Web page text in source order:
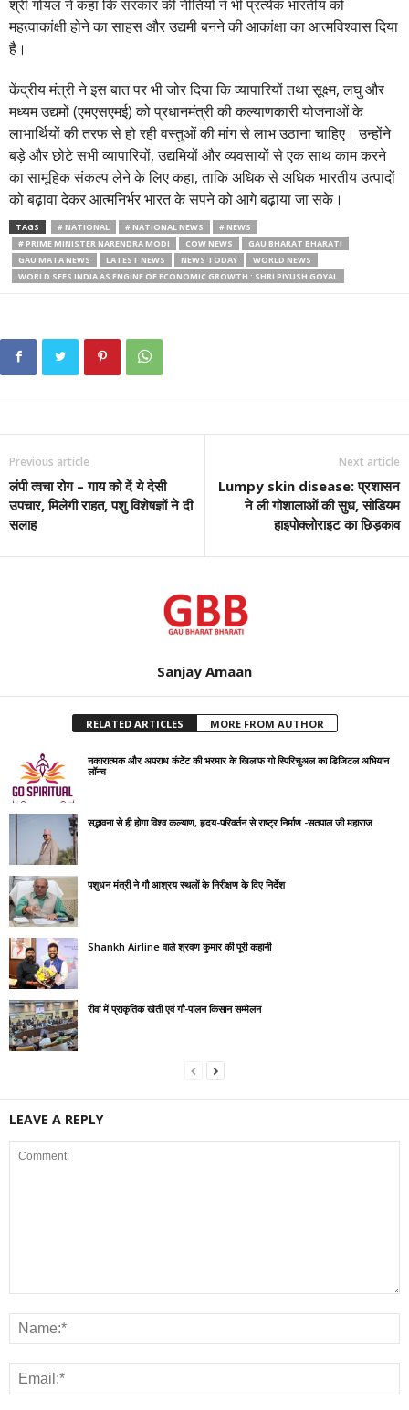
श्री गोयल ने कहा कि सरकार की नीतियों ने भी प्रत्येक भारतीय को
महत्वाकांक्षी होने का साहस और उद्यमी बनने की आकांक्षा का आत्मविश्वास दिया
है।
केंद्रीय मंत्री ने इस बात पर भी जोर दिया कि व्यापारियों तथा सूक्ष्म, लघु और
मध्यम उद्यमों (एमएसएमई) को प्रधानमंत्री की कल्याणकारी योजनाओं के
लाभार्थियों की तरफ से हो रही वस्तुओं की मांग से लाभ उठाना चाहिए। उन्होंने
बड़े और छोटे सभी व्यापारियों, उद्यमियों और व्यवसायों से एक साथ काम करने
का सामूहिक संकल्प लेने के लिए कहा, ताकि अधिक से अधिक भारतीय उत्पादों
को बढ़ावा देकर आत्मनिर्भर भारत के सपने को आगे बढ़ाया जा सके।
TAGS # NATIONAL # NATIONAL NEWS
# NEWS
# PRIME MINISTER NARENDRA MODI
COW NEWS
GAU BHARAT BHARATI
GAU MATA NEWS
LATEST NEWS NEWS TODAY
WORLD NEWS
WORLD SEES INDIA AS ENGINE OF ECONOMIC GROWTH : SHRI PIYUSH GOYAL
Previous article
लंपी त्‍वचा रोग – गाय को दें ये देसी
उपचार, मिलेगी राहत, पशु विशेषज्ञों ने दी
सलाह
Next article
Lumpy skin disease: प्रशासन
ने ली गोशालाओं की सुध, सोडियम
हाइपोक्लोराइट का छिड़काव
Sanjay Amaan
RELATED ARTICLES MORE FROM AUTHOR
नकारात्मक और अपराध कंटेंट की भरमार के खिलाफ गो स्पिरिचुअल का डिजिटल अभियान
लॉन्च
सद्भावना से ही होगा विश्व कल्याण, हृदय-परिवर्तन से राष्ट्र निर्माण -सतपाल जी महाराज
पशुधन मंत्री ने गौ आश्रय स्थलों के निरीक्षण के दिए निर्देश
Shankh Airline वाले श्रवण कुमार की पूरी कहानी
रीवा में प्राकृतिक खेती एवं गौ-पालन किसान सम्मेलन
LEAVE A REPLY